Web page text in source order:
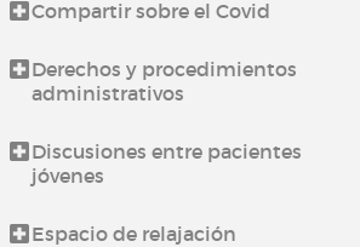
Compartir sobre el Covid
Derechos y procedimientos
administrativos
Discusiones entre pacientes
jóvenes
Espacio de relajación